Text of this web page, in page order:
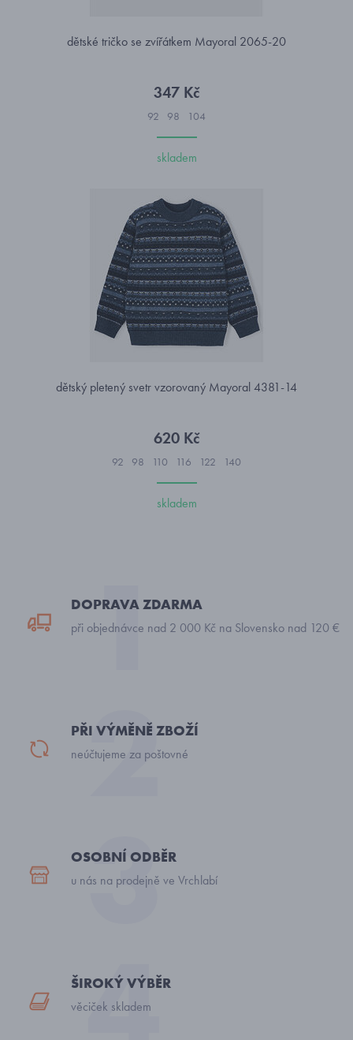
dětské tričko se zvířátkem Mayoral 2065-20
347 Kč
92 98 104
skladem
dětský pletený svetr vzorovaný Mayoral 4381-14
620 Kč
92 98 110 116 122 140
skladem
DOPRAVA ZDARMA
při objednávce nad 2 000 Kč na Slovensko nad 120 €
PŘI VÝMĚNĚ ZBOŽÍ
neúčtujeme za poštovné
OSOBNÍ ODBĚR
u nás na prodejně ve Vrchlabí
ŠIROKÝ VÝBĚR
věciček skladem